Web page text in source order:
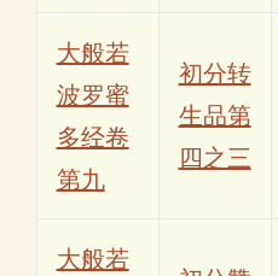
大般若
波罗蜜
多经卷
第九
初分转
生品第
四之三
大般若